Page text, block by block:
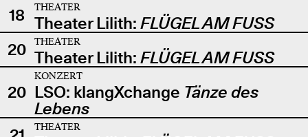
18
THEATER
Theater Lilith: FLÜGEL AM FUSS
20
THEATER
Theater Lilith: FLÜGEL AM FUSS
20
KONZERT
LSO: klangXchange Tänze des
Lebens
THEATER